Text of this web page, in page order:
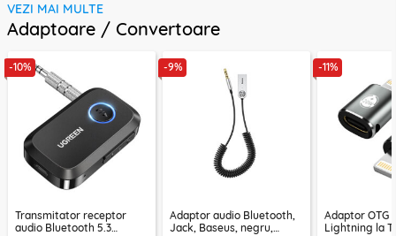
VEZI MAI MULTE
Adaptoare / Convertoare
-10%
Transmitator receptor
audio Bluetooth 5.3
-9%
Adaptor audio Bluetooth,
Jack, Baseus, negru,
-11%
Adaptor OTG
Lightning la